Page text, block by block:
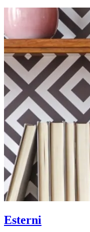
Esterni